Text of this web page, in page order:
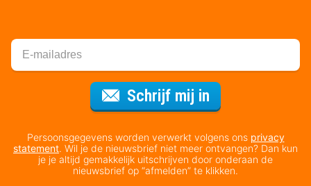
Schrijf mij in
Persoonsgegevens worden verwerkt volgens ons privacy
statement. Wil je de nieuwsbrief niet meer ontvangen? Dan kun
je je altijd gemakkelijk uitschrijven door onderaan de
nieuwsbrief op “afmelden” te klikken.